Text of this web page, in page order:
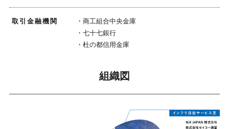
取引金融機関
・商工組合中央金庫
・七十七銀行
・杜の都信用金庫
組織図